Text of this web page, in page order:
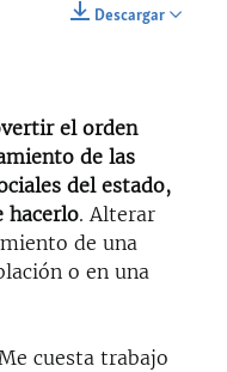
Descargar
el orden
de las
del estado,
hacerlo. Alterar
de una
o en una
cuesta trabajo